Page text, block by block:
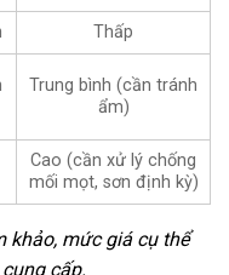
Thấp
Trung bình (cần tránh
ẩm)
Cao (cần xử lý chống
mối mọt, sơn định kỳ)
khảo, mức giá cụ thể
cấp.